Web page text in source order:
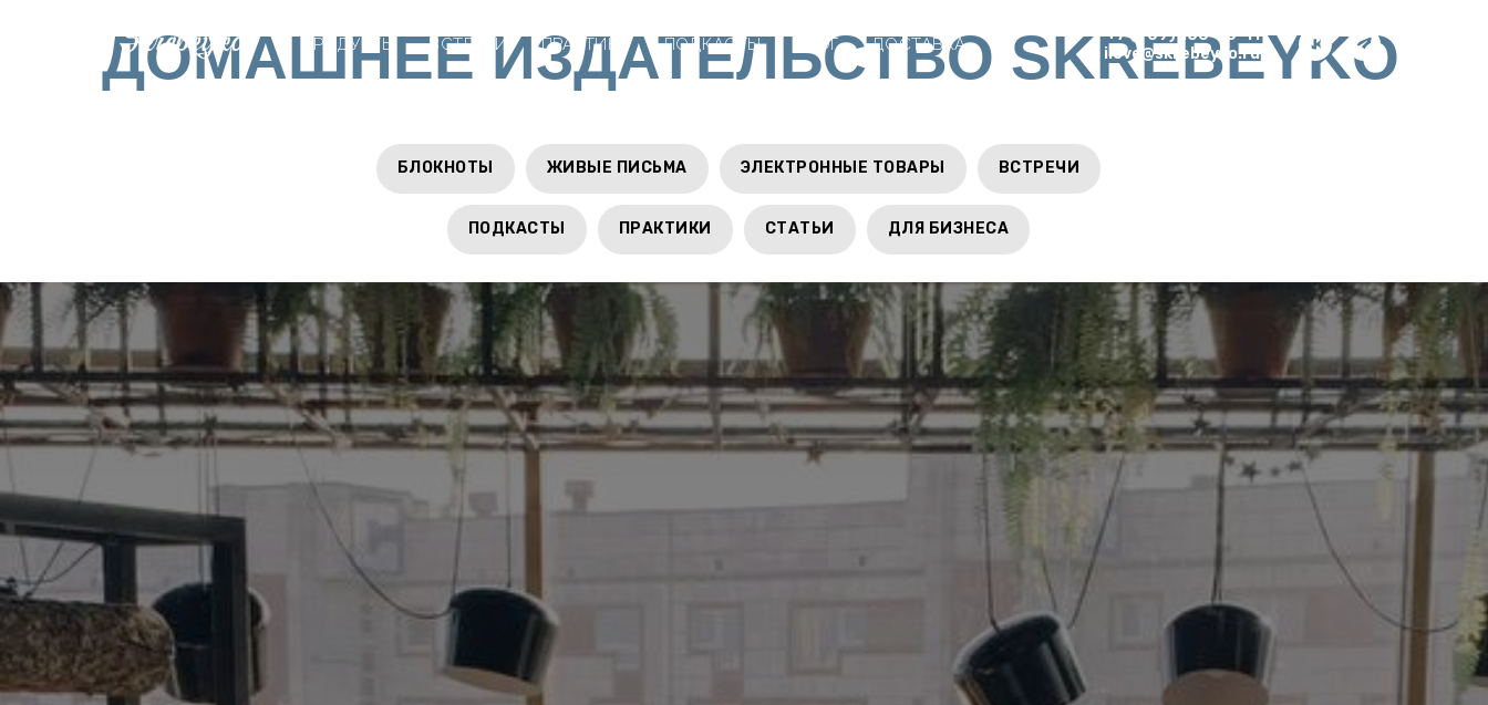
ДОМАШНЕЕ ИЗДАТЕЛЬСТВО SKREBEYKO
БЛОКНОТЫ ЖИВЫЕ ПИСЬМА ЭЛЕКТРОННЫЕ ТОВАРЫ ВСТРЕЧИ
ПОДКАСТЫ ПРАКТИКИ СТАТЬИ ДЛЯ БИЗНЕСА
ПРОДУКТЫ ВСТРЕЧИ ПРАКТИКИ ПОДКАСТЫ БЛОГ ДОСТАВКА
+7 (909) 100-70-11
ilove@skrebeyko.ru